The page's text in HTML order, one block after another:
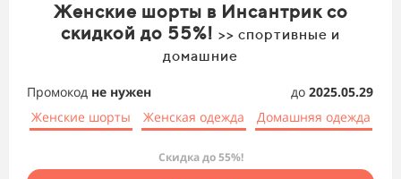
Женские шорты в Инсантрик со
скидкой до 55%! >> спортивные и
домашние
Промокод не нужен до 2025.05.29
Женские шорты
Женская одежда Домашняя одежда
Скидка до 55%!